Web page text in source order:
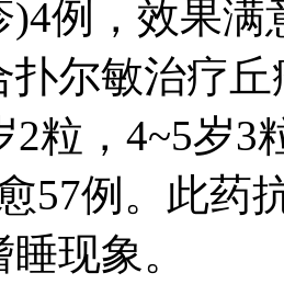
)4例，效果
扑尔敏治疗
2粒，4~5岁
57例。此药
现象。